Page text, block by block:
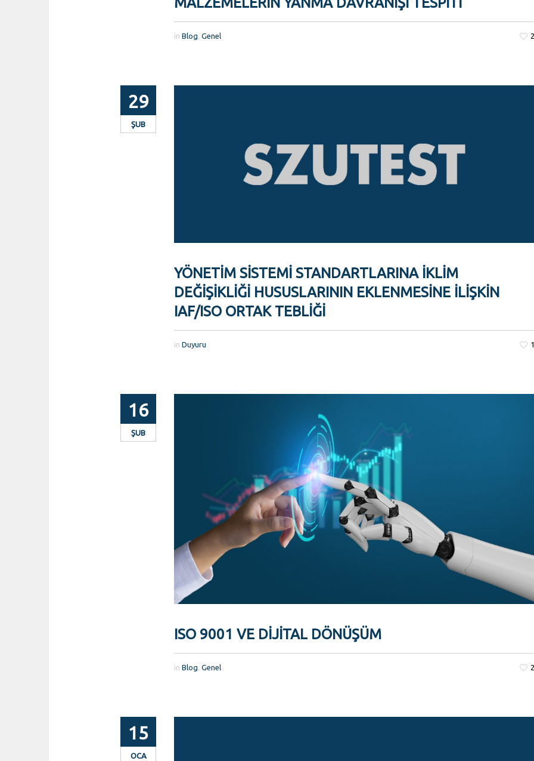
inBlog,Genel
29
ŞUB
YÖNETIM SISTEMI STANDARTLARINA İKLIM
DEĞIŞIKLIĞI HUSUSLARININ EKLENMESINE ILIŞKIN
IAF/ISO ORTAK TEBLIĞI
inDuyuru
16
ŞUB
ISO 9001 VE DIJITAL DÖNÜŞÜM
inBlog,Genel
15
OCA